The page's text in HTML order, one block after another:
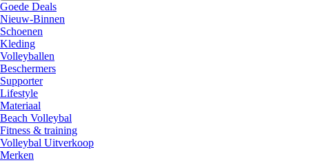
Goede Deals
Nieuw-Binnen
Schoenen
Kleding
Volleyballen
Beschermers
Supporter
Lifestyle
Materiaal
Beach Volleybal
Fitness & training
Volleybal Uitverkoop
Merken